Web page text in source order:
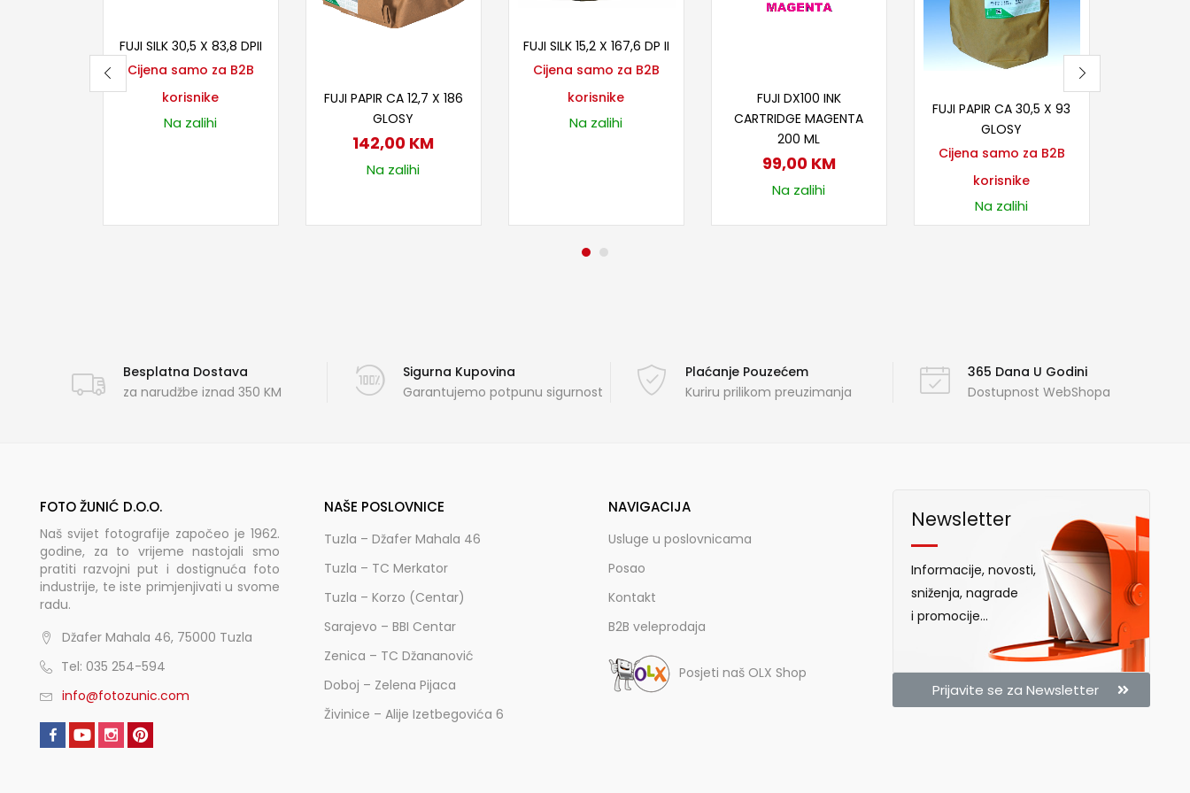
FUJI SILK 30,5 X 83,8 DPII
Cijena samo za B2B
korisnike
Na zalihi
FUJI PAPIR CA 12,7 X 186
GLOSY
142,00 KM
Na zalihi
FUJI SILK 15,2 X 167,6 DP II
Cijena samo za B2B
korisnike
Na zalihi
FUJI DX100 INK
CARTRIDGE MAGENTA
200 ML
99,00 KM
Na zalihi
FUJI PAPIR CA 30,5 X 93
GLOSY
Cijena samo za B2B
korisnike
Na zalihi
Besplatna Dostava
za narudžbe iznad 350 KM
Sigurna Kupovina
Garantujemo potpunu sigurnost
Plaćanje Pouzećem
Kuriru prilikom preuzimanja
365 Dana U Godini
Dostupnost WebShopa
FOTO ŽUNIĆ D.O.O.
Naš svijet fotografije započeo je 1962.
godine, za to vrijeme nastojali smo
pratiti razvojni put i dostignuća foto
industrije, te iste primjenjivati u svome
radu.
Džafer Mahala 46, 75000 Tuzla
Tel: 035 254-594
info@fotozunic.com
NAŠE POSLOVNICE
Tuzla – Džafer Mahala 46
Tuzla – TC Merkator
Tuzla – Korzo (Centar)
Sarajevo – BBI Centar
Zenica – TC Džananović
Doboj – Zelena Pijaca
Živinice – Alije Izetbegovića 6
NAVIGACIJA
Usluge u poslovnicama
Posao
Kontakt
B2B veleprodaja
Posjeti naš OLX Shop
Newsletter
Informacije, novosti,
sniženja, nagrade
i promocije...
Prijavite se za Newsletter